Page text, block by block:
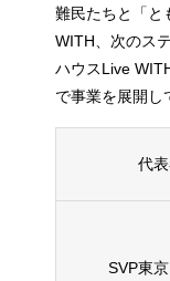
難民たちと「と
WITH、次のス
ハウスLive
で事業を展開し
代
SVP東